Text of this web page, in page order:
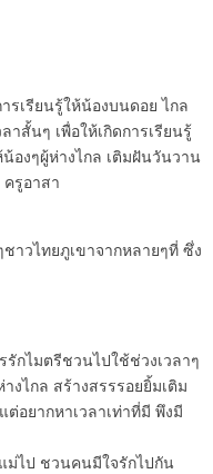
รเรียนรู้ให้น้องบนดอย ไกล
สั้นๆ เพื่อให้เกิดการเรียนรู้
องๆผู้ห่างไกล เติมฝันวันวาน
รูอาสา
าวไทยภูเขาจากหลายๆที่ ซึ่ง
กไมตรีชวนไปใช้ช่วงเวลาๆ
งไกล สร้างสรรรอยยิ้มเติม
อยากหาเวลาเท่าที่มี พึงมี
ม่ไป ชวนคนมีใจรักไปกัน